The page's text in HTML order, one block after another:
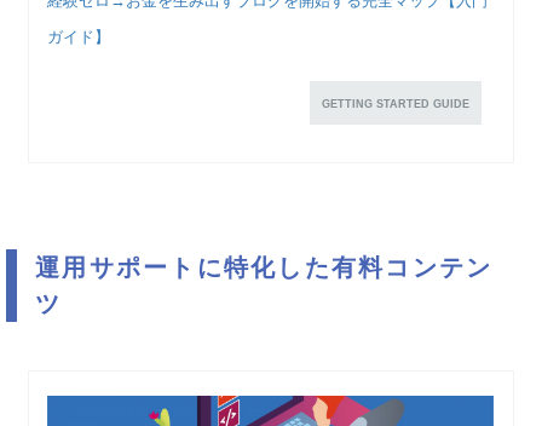
ガイド】
GETTING STARTED GUIDE
運用サポートに特化した有料コンテン
ツ